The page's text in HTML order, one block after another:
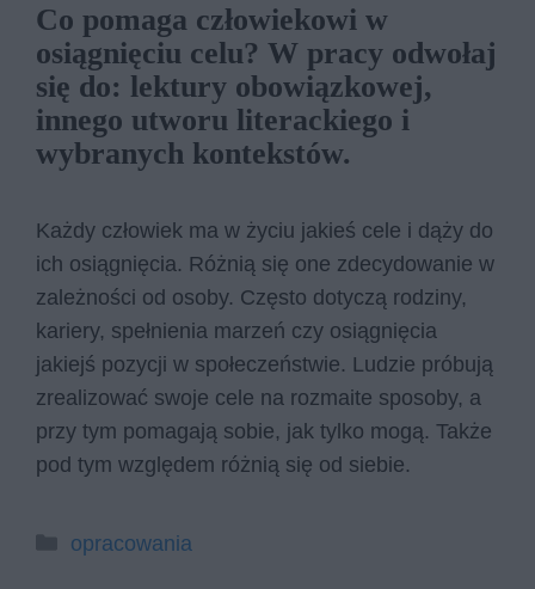
Co pomaga człowiekowi w
osiągnięciu celu? W pracy odwołaj
się do: lektury obowiązkowej,
innego utworu literackiego i
wybranych kontekstów.
Każdy człowiek ma w życiu jakieś cele i dąży do
ich osiągnięcia. Różnią się one zdecydowanie w
zależności od osoby. Często dotyczą rodziny,
kariery, spełnienia marzeń czy osiągnięcia
jakiejś pozycji w społeczeństwie. Ludzie próbują
zrealizować swoje cele na rozmaite sposoby, a
przy tym pomagają sobie, jak tylko mogą. Także
pod tym względem różnią się od siebie.
Kategorie
opracowania